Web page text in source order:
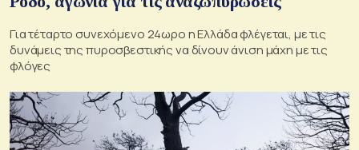
Για τέταρτο συνεχόμενο 24ωρο η Ελλάδα φλέγεται, με τις
δυνάμεις της πυροσβεστικής να δίνουν άνιση μάχη με τις
φλόγες